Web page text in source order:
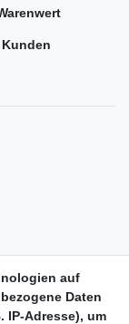
auf
Daten
IP-Adresse), um